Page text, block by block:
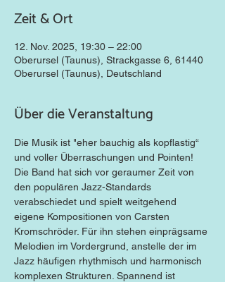
Zeit & Ort
12. Nov. 2025, 19:30 – 22:00
Oberursel (Taunus), Strackgasse 6, 61440
Oberursel (Taunus), Deutschland
Über die Veranstaltung
Die Musik ist "eher bauchig als kopflastig“
und voller Überraschungen und Pointen!
Die Band hat sich vor geraumer Zeit von
den populären Jazz-Standards
verabschiedet und spielt weitgehend
eigene Kompositionen von Carsten
Kromschröder. Für ihn stehen einprägsame
Melodien im Vordergrund, anstelle der im
Jazz häufigen rhythmisch und harmonisch
komplexen Strukturen. Spannend ist